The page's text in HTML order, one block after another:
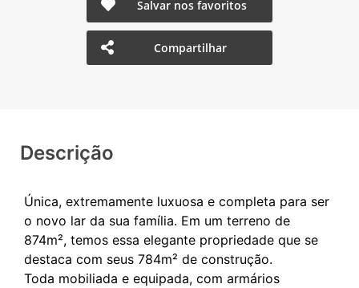
Salvar nos favoritos
Compartilhar
Descrição
Única, extremamente luxuosa e completa para ser
o novo lar da sua família. Em um terreno de
874m², temos essa elegante propriedade que se
destaca com seus 784m² de construção.
Toda mobiliada e equipada, com armários